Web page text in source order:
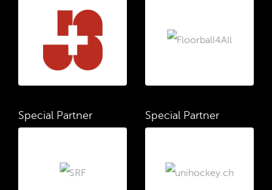
Special Partner Special Partner